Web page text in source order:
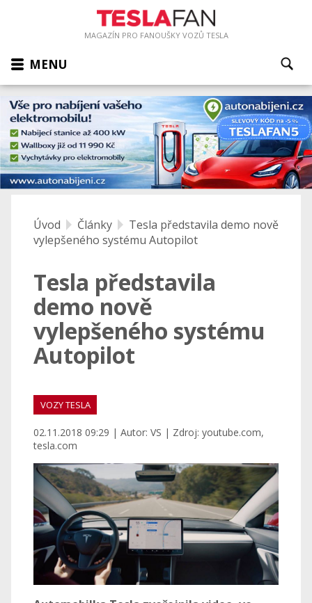
MAGAZÍN PRO FANOUŠKY VOZŮ TESLA
MENU
Úvod Články
Tesla představila demo nově
vylepšeného systému Autopilot
Tesla představila
demo nově
vylepšeného systému
Autopilot
VOZY TESLA
02.11.2018 09:29 | Autor: VS | Zdroj: youtube.com,
tesla.com